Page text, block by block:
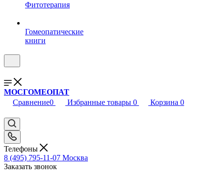
Фитотерапия
Гомеопатические
книги
МОСГОМЕОПАТ
Сравнение0 Избранные товары 0 Корзина 0
Телефоны
8 (495) 795-11-07 Москва
Заказать звонок